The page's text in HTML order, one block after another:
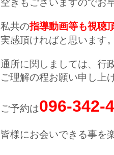
空きもございますのでお
私共の指導動画等も視聴
実感頂ければと思います。
通所に関しましては、行
ご理解の程お願い申し上
ご予約は096-342-
皆様にお会いできる事を